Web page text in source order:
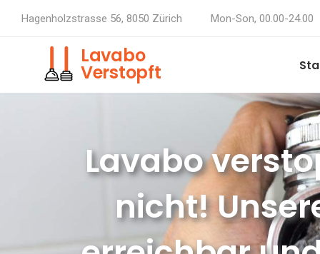
Hagenholzstrasse 56, 8050 Zürich Mon-Son, 00.00-24.00
Lavabo
Verstopft
Lavabo
nicht!